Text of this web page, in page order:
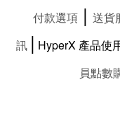
付款選項 | 送貨
訊 | HyperX 產品使
員點數